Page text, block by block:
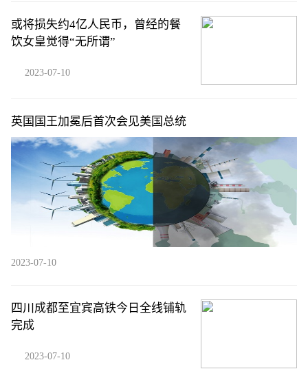
或将损失约4亿人民币，曾经的餐
饮女皇觉得“无所谓”
2023-07-10
英国国王加冕后首次会见美国总统
2023-07-10
四川成都至宜宾高铁今日全线铺轨
完成
2023-07-10